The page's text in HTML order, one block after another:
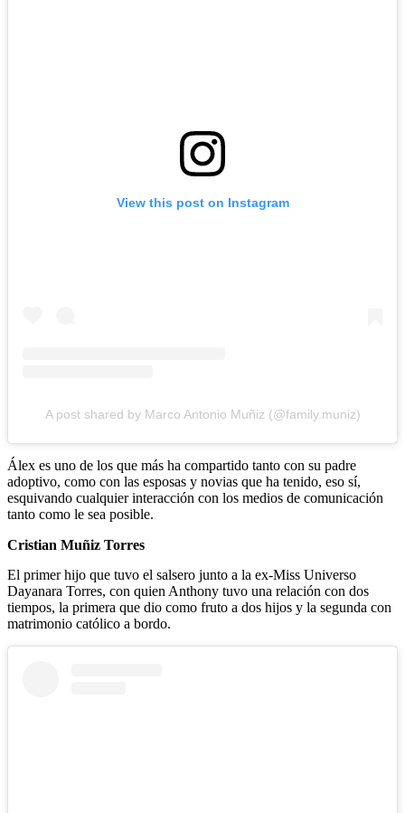
View this post on Instagram
A post shared by Marco Antonio Muñiz (@family.muniz)
Álex es uno de los que más ha compartido tanto con su padre
adoptivo, como con las esposas y novias que ha tenido, eso sí,
esquivando cualquier interacción con los medios de comunicación
tanto como le sea posible.
Cristian Muñiz Torres
El primer hijo que tuvo el salsero junto a la ex-Miss Universo
Dayanara Torres, con quien Anthony tuvo una relación con dos
tiempos, la primera que dio como fruto a dos hijos y la segunda con
matrimonio católico a bordo.